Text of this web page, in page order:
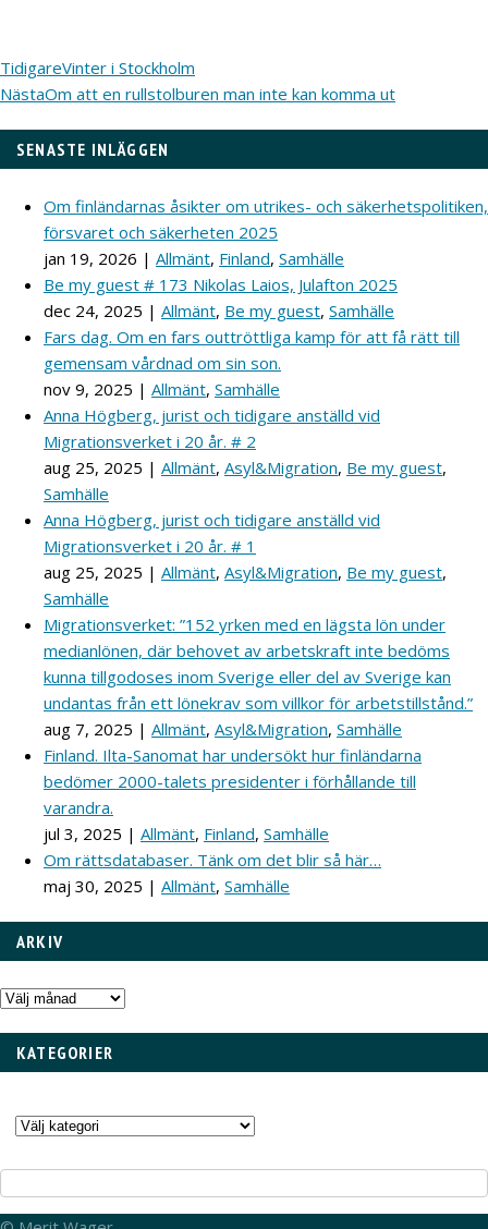
TidigareVinter i Stockholm
NästaOm att en rullstolburen man inte kan komma ut
SENASTE INLÄGGEN
Om finländarnas åsikter om utrikes- och säkerhetspolitiken,
försvaret och säkerheten 2025
jan 19, 2026 | Allmänt, Finland, Samhälle
Be my guest # 173 Nikolas Laios, Julafton 2025
dec 24, 2025 | Allmänt, Be my guest, Samhälle
Fars dag. Om en fars outtröttliga kamp för att få rätt till
gemensam vårdnad om sin son.
nov 9, 2025 | Allmänt, Samhälle
Anna Högberg, jurist och tidigare anställd vid
Migrationsverket i 20 år. # 2
aug 25, 2025 | Allmänt, Asyl&Migration, Be my guest,
Samhälle
Anna Högberg, jurist och tidigare anställd vid
Migrationsverket i 20 år. # 1
aug 25, 2025 | Allmänt, Asyl&Migration, Be my guest,
Samhälle
Migrationsverket: ”152 yrken med en lägsta lön under
medianlönen, där behovet av arbetskraft inte bedöms
kunna tillgodoses inom Sverige eller del av Sverige kan
undantas från ett lönekrav som villkor för arbetstillstånd.”
aug 7, 2025 | Allmänt, Asyl&Migration, Samhälle
Finland. Ilta-Sanomat har undersökt hur finländarna
bedömer 2000-talets presidenter i förhållande till
varandra.
jul 3, 2025 | Allmänt, Finland, Samhälle
Om rättsdatabaser. Tänk om det blir så här…
maj 30, 2025 | Allmänt, Samhälle
ARKIV
Arkiv
KATEGORIER
Kategorier